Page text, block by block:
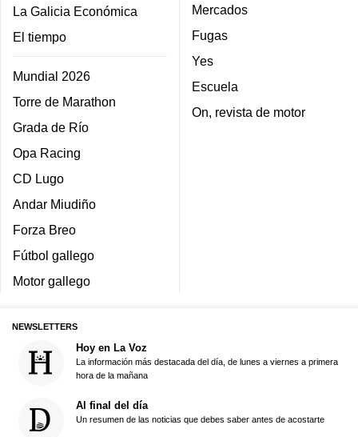
La Galicia Económica
El tiempo
Mundial 2026
Torre de Marathon
Grada de Río
Opa Racing
CD Lugo
Andar Miudiño
Forza Breo
Fútbol gallego
Motor gallego
Mercados
Fugas
Yes
Escuela
On, revista de motor
NEWSLETTERS
Hoy en La Voz
La información más destacada del día, de lunes a viernes a primera
hora de la mañana
Al final del día
Un resumen de las noticias que debes saber antes de acostarte